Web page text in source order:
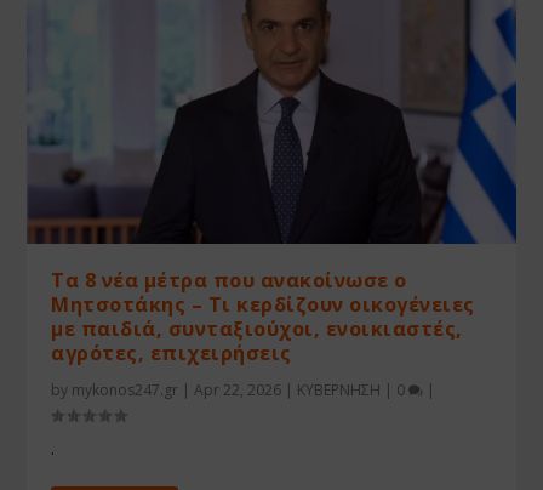
Τα 8 νέα μέτρα που ανακοίνωσε ο
Μητσοτάκης – Τι κερδίζουν οικογένειες
με παιδιά, συνταξιούχοι, ενοικιαστές,
αγρότες, επιχειρήσεις
by mykonos247.gr |Apr 22, 2026 | ΚΥΒΕΡΝΗΣΗ | 0 |
.